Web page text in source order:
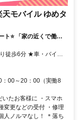
モバイル ゆめタ
ト⭐️ 「家の近くで働き
：00～20：00（実働8
たお客様に ・スマホ
変更などの受付 ・修理
人ノルマなし！ ＊落ち